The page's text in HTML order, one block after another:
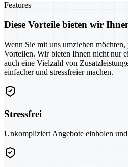
Features
Diese Vorteile bieten wir
Wenn Sie mit uns umziehen
Vorteilen. Wir bieten Ihnen nicht nur
auch eine Vielzahl von
einfacher und stressfreier machen.
Stressfrei
Unkompliziert Angebote einholen